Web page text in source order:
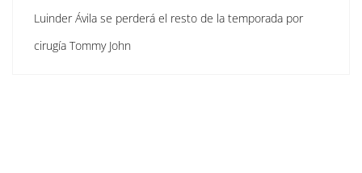
Luinder Ávila se perderá el resto de la temporada por
cirugía Tommy John